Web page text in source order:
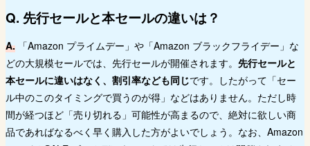
Q. 先行セールと本セールの違いは？
A. 「Amazon プライムデー」や「Amazon ブラックフライデー」な
どの大規模セールでは、先行セールが開催されます。 先行セールと
本セールに違いはなく、割引率なども同じです。したがって「セー
ル中のこのタイミングで買うのが得」などはありません。ただし時
間が経つほど「売り切れる」可能性が高まるので、絶対に欲しい商
品であればなるべく早く購入した方がよいでしょう。なお、Amazon